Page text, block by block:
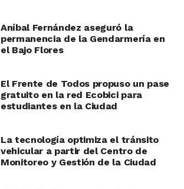
Aníbal Fernández aseguró la
permanencia de la Gendarmería en
el Bajo Flores
El Frente de Todos propuso un pase
gratuito en la red Ecobici para
estudiantes en la Ciudad
La tecnología optimiza el tránsito
vehicular a partir del Centro de
Monitoreo y Gestión de la Ciudad